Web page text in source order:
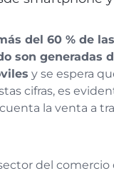
del 60 % de
son generadas
y se espera
cifras, es
la venta a
del